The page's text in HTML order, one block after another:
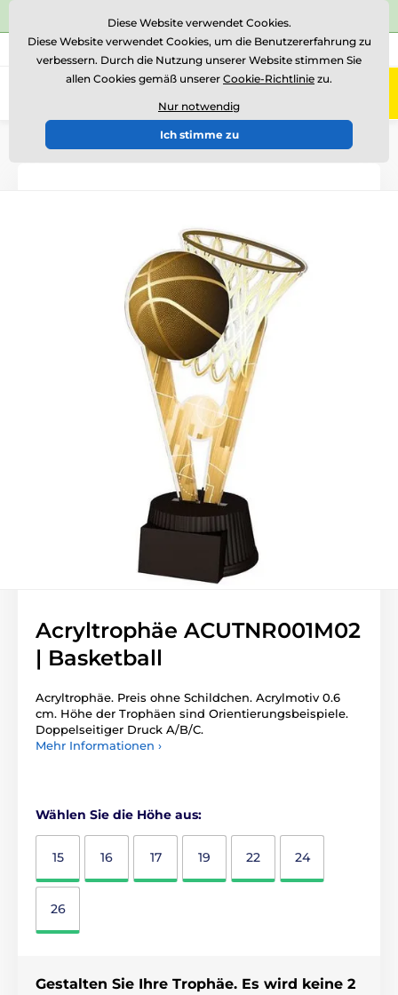
⭐Siehe 504 verifizierte Bewertungen auf
Rufen Sie uns an (Mo-Fr 15-18) +43 676 361 37 22
0
Einführung Acryltrophäen ACUTN001
Acryltrophäe ACUTNR001M02
| Basketball
Acryltrophäe. Preis ohne Schildchen. Acrylmotiv 0.6
cm. Höhe der Trophäen sind Orientierungsbeispiele.
Doppelseitiger Druck A/B/C.
Mehr Informationen ›
Wählen Sie die Höhe aus:
15 16 17 19 22 24
26
Gestalten Sie Ihre Trophäe. Es wird keine 2
Diese Website verwendet Cookies.
Diese Website verwendet Cookies, um die Benutzererfahrung zu
verbessern. Durch die Nutzung unserer Website stimmen Sie
allen Cookies gemäß unserer Cookie-Richtlinie zu.
Nur notwendig
Ich stimme zu